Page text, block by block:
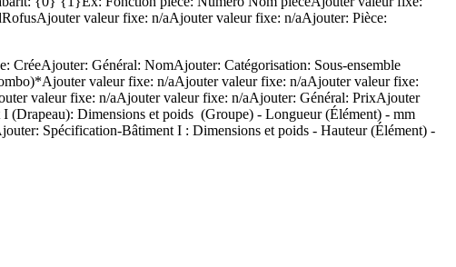
valeur fixe: n/aAjouter valeur fixe: n/aAjouter: Pièce:
Général: NomAjouter: Catégorisation: Sous-ensemble
valeur fixe: n/aAjouter valeur fixe: n/aAjouter valeur fixe:
valeur fixe: n/aAjouter valeur fixe: n/aAjouter: Général: PrixAjouter
Dimensions et poids (Groupe) - Longueur (Élément) - mm
Spécification-Bâtiment I : Dimensions et poids - Hauteur (Élément) -